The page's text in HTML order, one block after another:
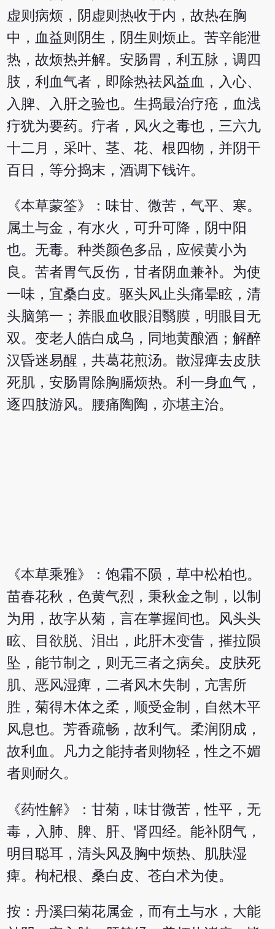
虚则病烦，阴虚则热收于内，故热在胸
中，血益则阴生，阴生则烦止。苦辛能泄
热，故烦热并解。安肠胃，利五脉，调四
肢，利血气者，即除热祛风益血，入心、
入脾、入肝之验也。生捣最治疗疮，血浅
疔犹为要药。疔者，风火之毒也，三六九
十二月，采叶、茎、花、根四物，并阴干
百日，等分捣末，酒调下钱许。
《本草蒙筌》：味甘、微苦，气平、寒。
属土与金，有水火，可升可降，阴中阳
也。无毒。种类颜色多品，应候黄小为
良。苦者胃气反伤，甘者阴血兼补。为使
一味，宜桑白皮。驱头风止头痛晕眩，清
头脑第一；养眼血收眼泪翳膜，明眼目无
双。变老人皓白成乌，同地黄酿酒；解醉
汉昏迷易醒，共葛花煎汤。散湿痺去皮肤
死肌，安肠胃除胸膈烦热。利一身血气，
逐四肢游风。腰痛陶陶，亦堪主治。
《本草乘雅》：饱霜不陨，草中松柏也。
苗春花秋，色黄气烈，秉秋金之制，以制
为用，故字从菊，言在掌握间也。风头头
眩、目欲脱、泪出，此肝木变眚，摧拉陨
坠，能节制之，则无三者之病矣。皮肤死
肌、恶风湿痺，二者风木失制，亢害所
胜，菊得木体之柔，顺受金制，自然木平
风息也。芳香疏畅，故利气。柔润阴成，
故利血。凡力之能持者则物轻，性之不媚
者则耐久。
《药性解》：甘菊，味甘微苦，性平，无
毒，入肺、脾、肝、肾四经。能补阴气，
明目聪耳，清头风及胸中烦热、肌肤湿
痺。枸杞根、桑白皮、苍白术为使。
按：丹溪曰菊花属金，而有土与水，大能